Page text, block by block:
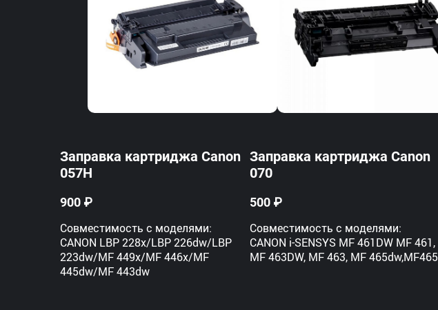
Заправка картриджа Canon
057H
900 ₽
Совместимость с моделями:
CANON LBP 228x/LBP 226dw/LBP
223dw/MF 449x/MF 446x/MF
445dw/MF 443dw
Заправка картриджа Canon
070
500 ₽
Совместимость с моделями:
CANON i-SENSYS MF 461DW MF 461,
MF 463DW, MF 463, MF 465dw,MF465